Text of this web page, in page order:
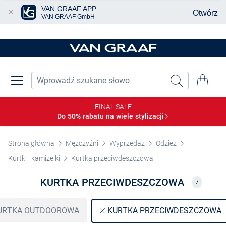
FINAL SALE
Do 50% rabatu na wiele stylizacji
Strona główna Mężczyźni Wyprzedaż
Odzież
Kurtki i kamizelki
Kurtka przeciwdeszczowa
KURTKA PRZECIWDESZCZOWA 7
OUTDOOROWA KURTKA PRZECIWDESZCZOWA
VAN GRAAF APP
VAN GRAAF GmbH Otwórz